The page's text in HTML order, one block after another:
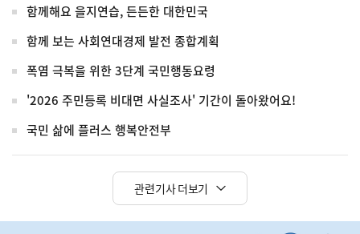
함께해요 을지연습, 든든한 대한민국
함께 보는 사회연대경제 발전 종합계획
폭염 극복을 위한 3단계 국민행동요령
'2026 주민등록 비대면 사실조사' 기간이 돌아왔어요!
국민 삶에 플러스 행복안전부
관련기사 더보기